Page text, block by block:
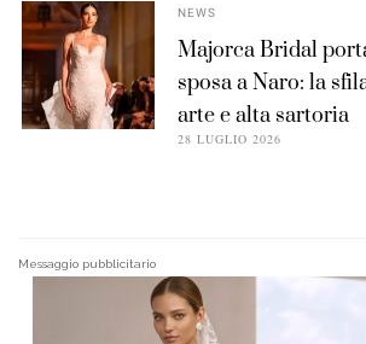
NEWS
Majorca Bridal
sposa a Naro: la
arte e alta sartoria
28 LUGLIO 2026
Messaggio pubblicitario